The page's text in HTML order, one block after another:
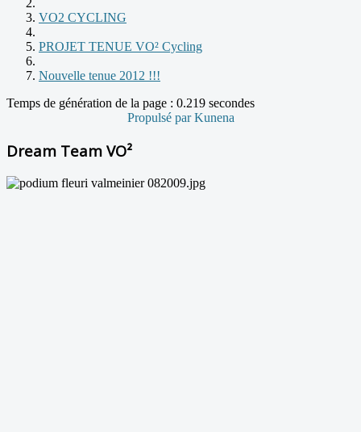
VO2 CYCLING
PROJET TENUE VO² Cycling
Nouvelle tenue 2012 !!!
Temps de génération de la page : 0.219 secondes
Propulsé parKunena
Dream Team VO²